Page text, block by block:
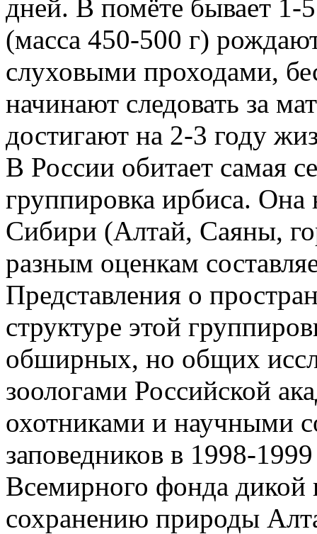
дней. В помёте бывает 1-
(масса 450-500 г)
слуховыми проходами,
начинают следовать за
достигают на 2-3 году
В России обитает самая
группировка ирбиса.
Сибири (Алтай, Саяны,
разным оценкам
Представления о
структуре этой
обширных, но общих
зоологами Российской
охотниками и научными
заповедников в 1998-
Всемирного фонда
сохранению природы